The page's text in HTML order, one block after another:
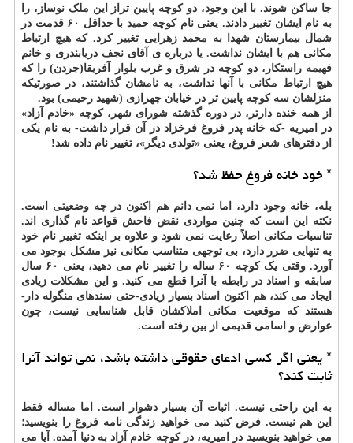
جا ساکن شوند. با این وجود، دو کوچه پایین تراز این ملک نوساز، را
به نام ایشان تغییر دادند. یعنی نام کوچه حمید با حداقل ۶۰ قدمت در
شمال بیمارستان شهدا به محمد زهرایی تغییر کرد. که هیچ ارتباط
مکانی هم با ایشان نداشت. یا درباره ی آقای نجف دریابندری و خانم
فهیمه راستکار، دو کوچه در شرق و غرب بلوار آفریقا(جردن) را که
هیچ ارتباط مکانی با آنها نداشت، به نامشان گذاشتند، در صورتیکه
منزلشان سه کوچه پایین تر در خیابان چهرازی (شهید رحیمی) بود.
از همه خنده دارتر، در دوره گذشته شورای شهر، کوچه «خادم آزاد»
در امیریه -که خانه پدر فروغ فرخزاد در آن قرار داشت- به نام یکی
از دفترهای شعر فروغ، یعنی «تولدی دیگر»، تغییر نام داده شد!
* خود خانه فروغ حفظ شد؟
بله، خانه وجود دارد، اما نمی دانم هم اکنون در چه وضعیتی است.
نکته این است که چنین مواردی نقض فاحش قواعد نام گذاری اند.
تناسبات مکانی اصلاً رعایت نمی شود و علاوه بر اینکه تغییر نام خود
به تنهایی ضرر دارد، بی توجهی متناسب مکانی نیز مشکل بوجود می
آورد. وقتی یک کوچه ۶۰ ساله را تغییر نام می دهید، یعنی ۶۰ سال
سابقه و اسناد در رابطه با آنرا قطع می کنید. و این مشکلات زیادی
ایجاد می کند، هم اکنون اسناد بسیار زیادی-حتی سندهای منگوله دار-
هستند که موقعیت مکانی املاکشان قابل شناسایی نیست، چون
عوارض و اسامی قدیمی از بین رفته است.
* یعنی اگر کسی ادعای حقوقی داشته باشد، نمی تواند آنرا
ثابت کند؟
به این راحتی نیست. اثبات آن بسیار دشوار است. اما مساله فقط
این هم نیست. فرض کنید می خواهید زندگی نامه فروغ را بنویسید؛
می خواهید بنویسید در امیریه، در کوچه خادم آزاد به دنیا آمده. آیا می